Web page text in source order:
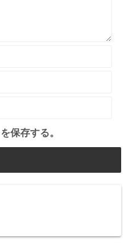
保存する。